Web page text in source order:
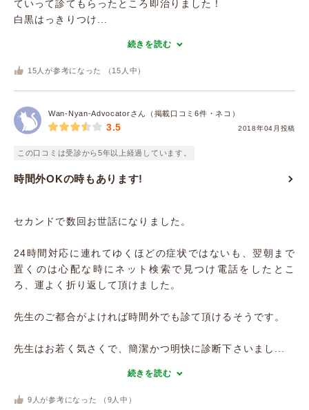
ていって診てもらったところ即治りました！
白黒はっきりつけ...
続きを読む
15 人が参考になった （ 15 人中）
Wan-Nyan-Advocatorさん（掲載口コミ6件・ネコ）
2018年04月投稿
3.5
この口コミは受診から5年以上経過しています。
時間外OKの時もあります!
セカンドで数回お世話になりました。
24時間対応に連れてゆくほどの症状ではないも、翌朝まで
置くのは心配な時にネット検索で見つけ電話をしたとこ
ろ、運よく折り返して頂けました。
先生のご都合がよければ時間外でも診て頂けるそうです。
先生はお若く気さくで、簡潔かつ明快に診断下さいまし...
続きを読む
9 人が参考になった （ 9 人中）